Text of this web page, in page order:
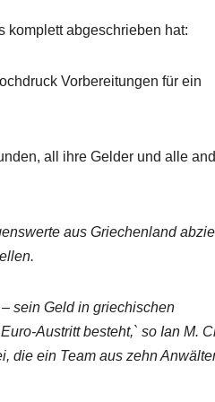
komplett abgeschrieben hat:
Vorbereitungen für ein
all ihre Gelder und alle
aus Griechenland
sein Geld in griechischen
Austritt besteht,` so Ian M.
die ein Team aus zehn